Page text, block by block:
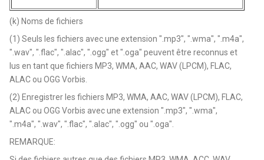
(k) Noms de fichiers
(1) Seuls les fichiers avec une extension ".mp3", ".wma", ".m4a",
".wav", ".flac", ".alac", ".ogg" et ".oga" peuvent être reconnus et
lus en tant que fichiers MP3, WMA, AAC, WAV (LPCM), FLAC,
ALAC ou OGG Vorbis.
(2) Enregistrer les fichiers MP3, WMA, AAC, WAV (LPCM), FLAC,
ALAC ou OGG Vorbis avec une extension ".mp3", ".wma",
".m4a", ".wav", ".flac", ".alac", ".ogg" ou ".oga".
REMARQUE: